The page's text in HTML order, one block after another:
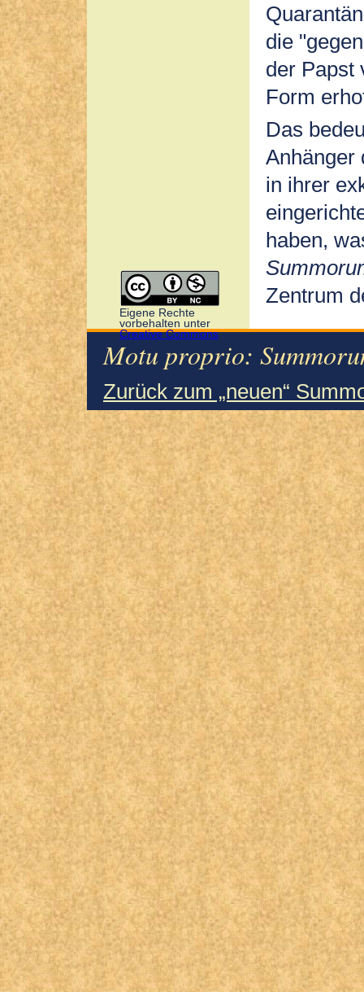
die
der Papst
Form
Das
Anhänger
in ihrer
haben,
Zentrum
Motu proprio:
Eigene Rechte
vorbehalten unter
Creative Commons
Zurück zum „neuen“